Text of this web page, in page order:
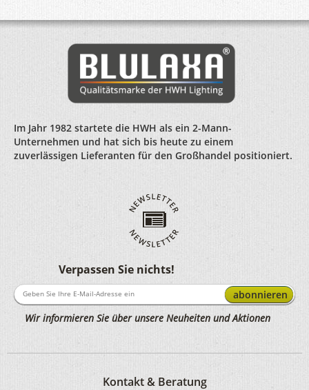
Im Jahr 1982 startete die HWH als ein 2-Mann-
Unternehmen und hat sich bis heute zu einem
zuverlässigen Lieferanten für den Großhandel positioniert.
Verpassen Sie nichts!
abonnieren
Wir informieren Sie über unsere Neuheiten und Aktionen
Kontakt & Beratung